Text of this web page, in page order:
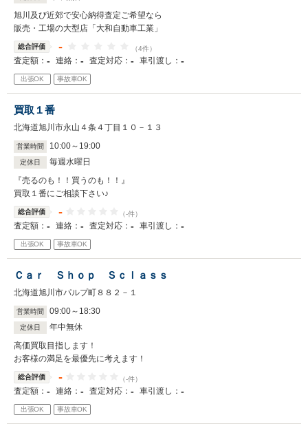
旭川及び近郊で安心納得査定ご希望なら
販売・工場の大型店「大和自動車工業」
総合評価 - （4件）
査定額： - 連絡： - 査定対応： - 車引渡し： -
出張OK 事故車OK
買取１番
北海道旭川市永山４条４丁目１０－１３
営業時間 10:00～ 19:00
定休日
毎週水曜日
『売るのも！！買うのも！！』
買取１番にご相談下さい♪
総合評価 - （-件）
査定額： - 連絡： - 査定対応： - 車引渡し： -
出張OK 事故車OK
Ｃａｒ Ｓｈｏｐ Ｓｃｌａｓｓ
北海道旭川市パルプ町８８２－１
営業時間 09:00～ 18:30
定休日
年中無休
高価買取目指します！
お客様の満足を最優先に考えます！
総合評価 - （-件）
査定額： - 連絡： - 査定対応： - 車引渡し： -
出張OK 事故車OK